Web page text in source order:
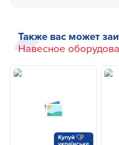
Также вас может
Навесное